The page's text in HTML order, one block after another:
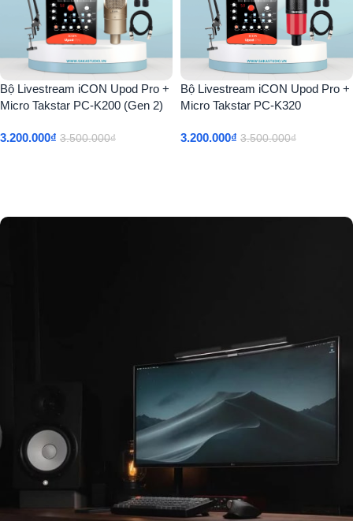
Bộ Livestream iCON Upod Pro +
Micro Takstar PC-K200 (Gen 2)
3.200.000₫ 3.500.000₫
Bộ Livestream iCON Upod Pro +
Micro Takstar PC-K320
3.200.000₫ 3.500.000₫